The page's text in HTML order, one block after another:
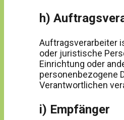
h)
Auftragsverarbeiter
oder juristische
Einrichtung oder
personenbezogene
Verantwortlichen
i) Empfänger